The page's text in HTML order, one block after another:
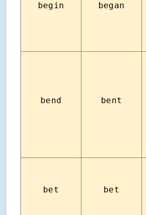
begin began
bend bent
bet bet